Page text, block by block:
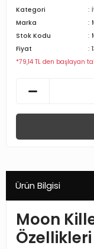
Kategori
Marka
Stok Kodu
Fiyat
*79,14 TL den başlayan
Ürün Bilgisi
Moon
Özellikleri